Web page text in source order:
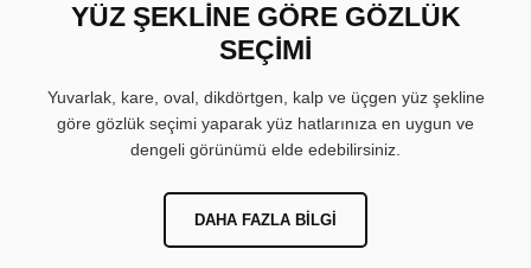
YÜZ ŞEKLİNE GÖRE GÖZLÜK
SEÇİMİ
Yuvarlak, kare, oval, dikdörtgen, kalp ve üçgen yüz şekline
göre gözlük seçimi yaparak yüz hatlarınıza en uygun ve
dengeli görünümü elde edebilirsiniz.
DAHA FAZLA BILGI